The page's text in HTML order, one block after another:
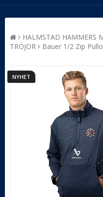
HALMSTAD HAMMERS
TRÖJOR
Bauer 1/2 Zip
NYHET